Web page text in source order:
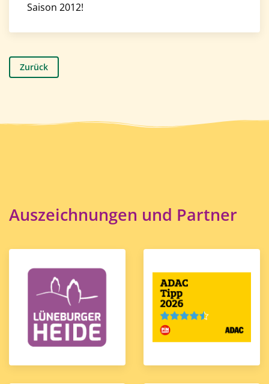
Saison 2012!
Zurück
Auszeichnungen und Partner